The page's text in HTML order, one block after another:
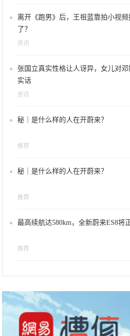
离开《跑男》后，王祖蓝靠拍小视
了？
资讯
张国立真实性格让人讶异，女儿对
实话
资讯
秘｜是什么样的人在开蔚来？
推荐
秘｜是什么样的人在开蔚来？
推荐
最高续航达580km，全新蔚来ES8将
推荐